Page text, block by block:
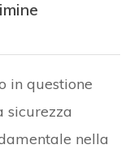
in questione
sicurezza
nella